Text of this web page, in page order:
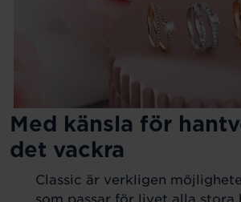
Med känsla för
det vackra
Classic är verkligen
som passar för livet alla stora